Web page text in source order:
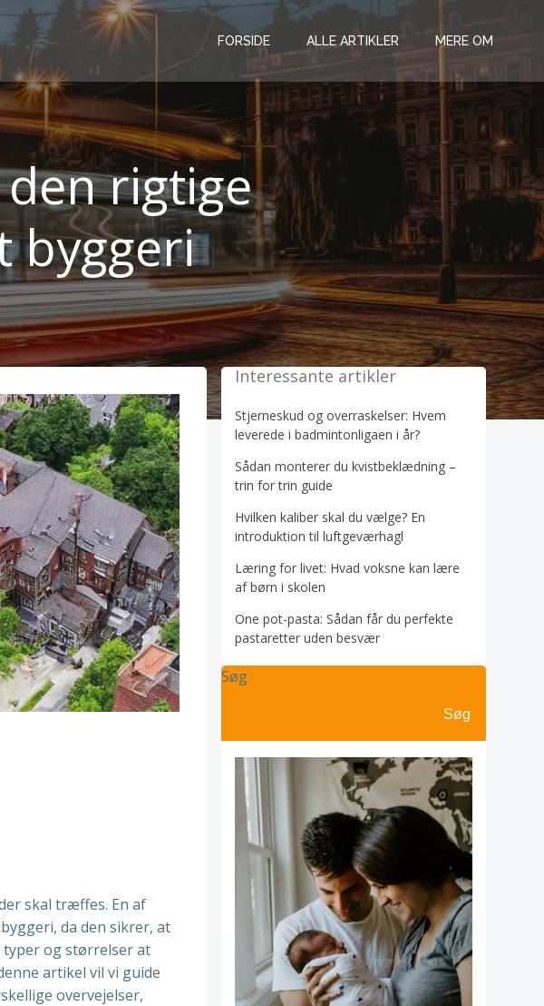
FORSIDE ALLE ARTIKLER MERE OM
rigtige
byggeri
skal træffes. En af
da den sikrer, at
typer og størrelser at
artikel vil vi guide
overvejelser,
Interessante artikler
Stjerneskud og overraskelser: Hvem
leverede i badmintonligaen i år?
Sådan monterer du kvistbeklædning –
trin for trin guide
Hvilken kaliber skal du vælge? En
introduktion til luftgeværhagl
Læring for livet: Hvad voksne kan lære
af børn i skolen
One pot-pasta: Sådan får du perfekte
pastaretter uden besvær
Søg
Søg